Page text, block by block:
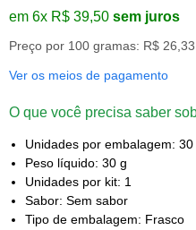
em 6x R$ 39,50 sem juros
Preço por 100 gramas: R$ 26,33
Ver os meios de pagamento
O que você precisa saber
Unidades por embalagem: 30
Peso líquido: 30 g
Unidades por kit: 1
Sabor: Sem sabor
Tipo de embalagem: Frasco